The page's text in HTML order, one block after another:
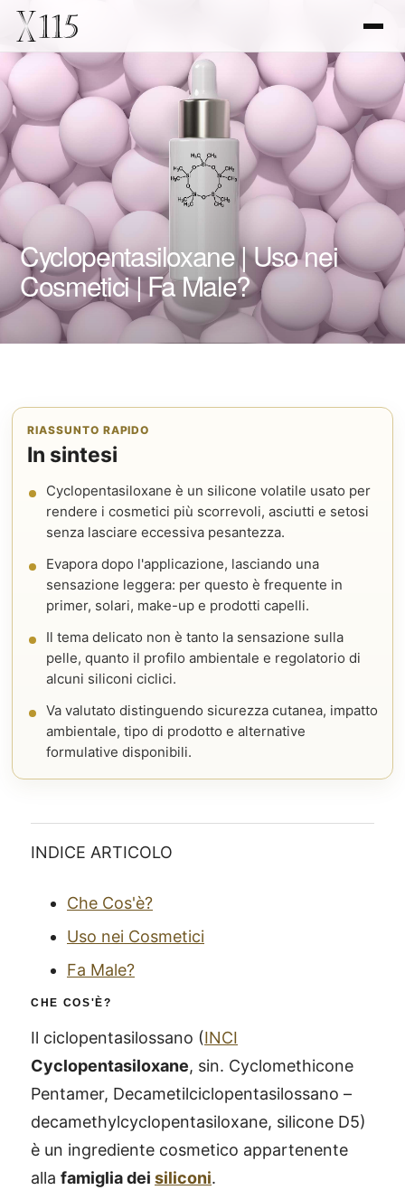
Cyclopentasiloxane | Uso nei
Cosmetici | Fa Male?
RIASSUNTO RAPIDO
In sintesi
Cyclopentasiloxane è un silicone volatile usato per
rendere i cosmetici più scorrevoli, asciutti e setosi
senza lasciare eccessiva pesantezza.
Evapora dopo l'applicazione, lasciando una
sensazione leggera: per questo è frequente in
primer, solari, make-up e prodotti capelli.
Il tema delicato non è tanto la sensazione sulla
pelle, quanto il profilo ambientale e regolatorio di
alcuni siliconi ciclici.
Va valutato distinguendo sicurezza cutanea, impatto
ambientale, tipo di prodotto e alternative
formulative disponibili.
INDICE ARTICOLO
Che Cos'è?
Uso nei Cosmetici
Fa Male?
CHE COS'È?
Il ciclopentasilossano (INCI
Cyclopentasiloxane, sin. Cyclomethicone
Pentamer, Decametilciclopentasilossano –
decamethylcyclopentasiloxane, silicone D5)
è un ingrediente cosmetico appartenente
alla famiglia dei siliconi.